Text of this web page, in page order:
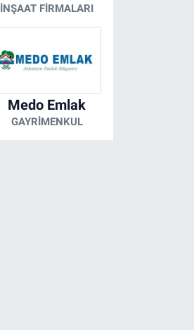
İNŞAAT FIRMALARI
Medo Emlak
GAYRIMENKUL